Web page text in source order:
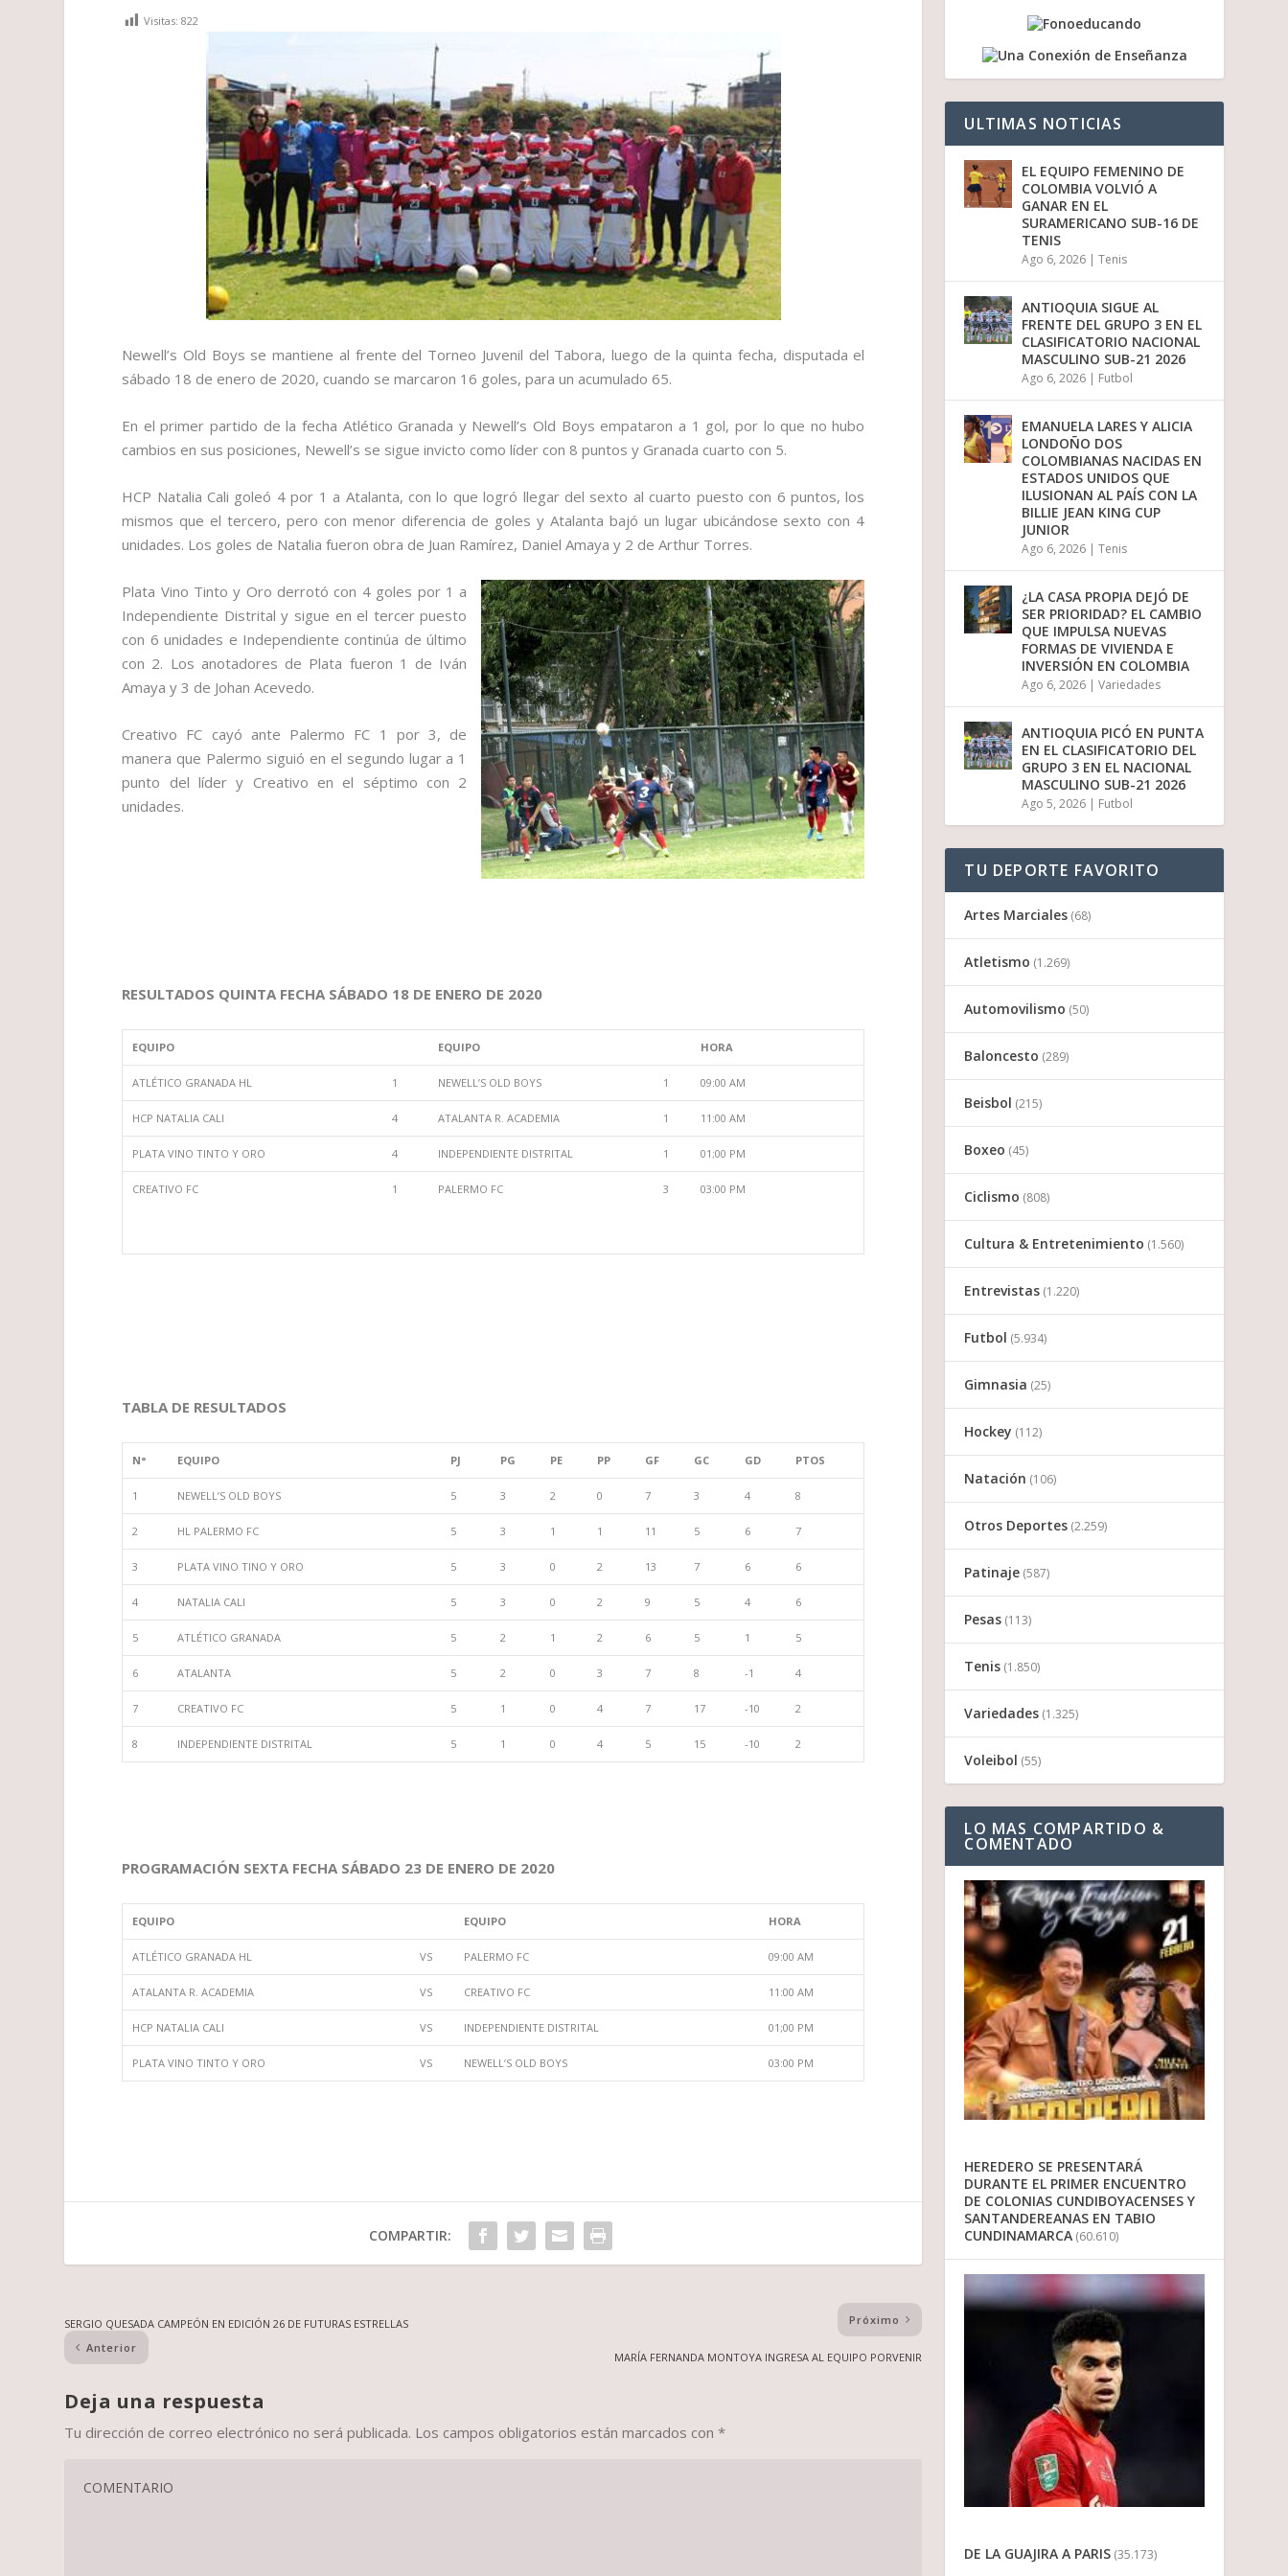
Visitas: 822
Newell’s Old Boys se mantiene al frente del Torneo Juvenil del Tabora, luego de la quinta fecha, disputada el
sábado 18 de enero de 2020, cuando se marcaron 16 goles, para un acumulado 65.
En el primer partido de la fecha Atlético Granada y Newell’s Old Boys empataron a 1 gol, por lo que no hubo
cambios en sus posiciones, Newell’s se sigue invicto como líder con 8 puntos y Granada cuarto con 5.
HCP Natalia Cali goleó 4 por 1 a Atalanta, con lo que logró llegar del sexto al cuarto puesto con 6 puntos, los
mismos que el tercero, pero con menor diferencia de goles y Atalanta bajó un lugar ubicándose sexto con 4
unidades. Los goles de Natalia fueron obra de Juan Ramírez, Daniel Amaya y 2 de Arthur Torres.
Plata Vino Tinto y Oro derrotó con 4 goles por 1 a
Independiente Distrital y sigue en el tercer puesto
con 6 unidades e Independiente continúa de último
con 2. Los anotadores de Plata fueron 1 de Iván
Amaya y 3 de Johan Acevedo.
Creativo FC cayó ante Palermo FC 1 por 3, de
manera que Palermo siguió en el segundo lugar a 1
punto del líder y Creativo en el séptimo con 2
unidades.
RESULTADOS QUINTA FECHA SÁBADO 18 DE ENERO DE 2020
EQUIPO EQUIPO HORA
ATLÉTICO GRANADA HL 1 NEWELL’S OLD BOYS 1 09:00 AM
HCP NATALIA CALI 4 ATALANTA R. ACADEMIA 1 11:00 AM
PLATA VINO TINTO Y ORO 4 INDEPENDIENTE DISTRITAL 1 01;00 PM
CREATIVO FC 1 PALERMO FC 3 03:00 PM
TABLA DE RESULTADOS
N° EQUIPO PJ PG PE PP GF GC GD PTOS
1 NEWELL’S OLD BOYS 5 3 2 0 7 3 4 8
2 HL PALERMO FC 5 3 1 1 11 5 6 7
3 PLATA VINO TINO Y ORO 5 3 0 2 13 7 6 6
4 NATALIA CALI 5 3 0 2 9 5 4 6
5 ATLÉTICO GRANADA 5 2 1 2 6 5 1 5
6 ATALANTA 5 2 0 3 7 8 -1 4
7 CREATIVO FC 5 1 0 4 7 17 -10 2
8 INDEPENDIENTE DISTRITAL 5 1 0 4 5 15 -10 2
PROGRAMACIÓN SEXTA FECHA SÁBADO 23 DE ENERO DE 2020
EQUIPO EQUIPO HORA
ATLÉTICO GRANADA HL VS PALERMO FC 09:00 AM
ATALANTA R. ACADEMIA VS CREATIVO FC 11:00 AM
HCP NATALIA CALI VS INDEPENDIENTE DISTRITAL 01;00 PM
PLATA VINO TINTO Y ORO VS NEWELL’S OLD BOYS 03:00 PM
COMPARTIR:
SERGIO QUESADA CAMPEÓN EN EDICIÓN 26 DE FUTURAS ESTRELLAS
Anterior
Próximo
MARÍA FERNANDA MONTOYA INGRESA AL EQUIPO PORVENIR
Deja una respuesta
Tu dirección de correo electrónico no será publicada. Los campos obligatorios están marcados con*
a
p
a
e
a
d
i
s
i
u
r
e
l
u
m
e
n
.
ULTIMAS NOTICIAS
EL EQUIPO FEMENINO DE
COLOMBIA VOLVIÓ A
GANAR EN EL
SURAMERICANO SUB-16 DE
TENIS
Ago 6, 2026 |Tenis
ANTIOQUIA SIGUE AL
FRENTE DEL GRUPO 3 EN EL
CLASIFICATORIO NACIONAL
MASCULINO SUB-21 2026
Ago 6, 2026 | Futbol
EMANUELA LARES Y ALICIA
LONDOÑO DOS
COLOMBIANAS NACIDAS EN
ESTADOS UNIDOS QUE
ILUSIONAN AL PAÍS CON LA
BILLIE JEAN KING CUP
JUNIOR
Ago 6, 2026 |Tenis
¿LA CASA PROPIA DEJÓ DE
SER PRIORIDAD? EL CAMBIO
QUE IMPULSA NUEVAS
FORMAS DE VIVIENDA E
INVERSIÓN EN COLOMBIA
Ago 6, 2026 |Variedades
ANTIOQUIA PICÓ EN PUNTA
EN EL CLASIFICATORIO DEL
GRUPO 3 EN EL NACIONAL
MASCULINO SUB-21 2026
Ago 5, 2026 | Futbol
TU DEPORTE FAVORITO
Artes Marciales (68)
Atletismo (1.269)
Automovilismo (50)
Baloncesto (289)
Beisbol (215)
Boxeo (45)
Ciclismo (808)
Cultura & Entretenimiento (1.560)
Entrevistas (1.220)
Futbol (5.934)
Gimnasia (25)
Hockey (112)
Natación (106)
Otros Deportes (2.259)
Patinaje (587)
Pesas (113)
Tenis (1.850)
Variedades (1.325)
Voleibol (55)
LO MAS COMPARTIDO &
COMENTADO
HEREDERO SE PRESENTARÁ
DURANTE EL PRIMER ENCUENTRO
DE COLONIAS CUNDIBOYACENSES Y
SANTANDEREANAS EN TABIO
CUNDINAMARCA (60.610)
DE LA GUAJIRA A PARIS (35.173)